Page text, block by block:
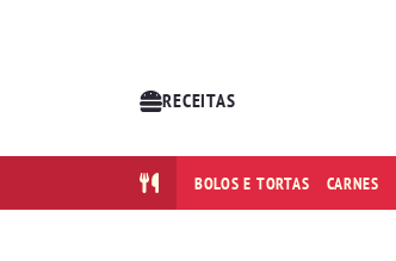
RECEITAS
BOLOS E TORTAS CARNES